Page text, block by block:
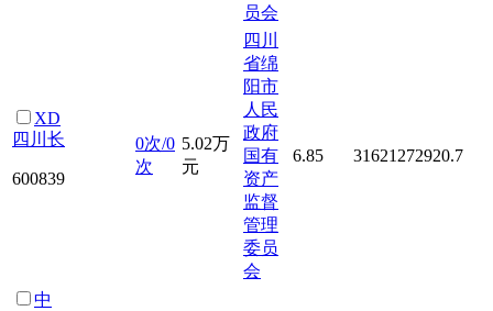
员会
XD
四川长
600839
0次/0
次
5.02万
元
四川
省绵
阳市
人民
政府
国有
资产
监督
管理
委员
会
6.85 31621272920.7
中